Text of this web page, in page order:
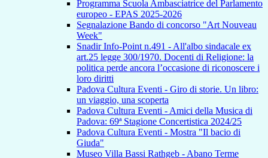
Programma Scuola Ambasciatrice del Parlamento
europeo - EPAS 2025-2026
Segnalazione Bando di concorso "Art Nouveau
Week"
Snadir Info-Point n.491 - All'albo sindacale ex
art.25 legge 300/1970. Docenti di Religione: la
politica perde ancora l’occasione di riconoscere i
loro diritti
Padova Cultura Eventi - Giro di storie. Un libro:
un viaggio, una scoperta
Padova Cultura Eventi - Amici della Musica di
Padova: 69ª Stagione Concertistica 2024/25
Padova Cultura Eventi - Mostra "Il bacio di
Giuda"
Museo Villa Bassi Rathgeb - Abano Terme